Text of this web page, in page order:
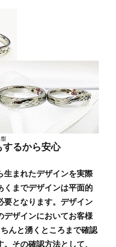
するから安心
生まれたデザインを実際
くまでデザインは平面的
要となります。デザイン
デザインにおいてお客様
んと湧くところまで確認
その確認方法として、